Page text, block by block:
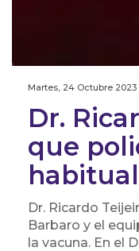
Martes, 24 Octubre 2023
Dr.
que
Dr. Ricardo
Barbaro y el
la vacuna. En el